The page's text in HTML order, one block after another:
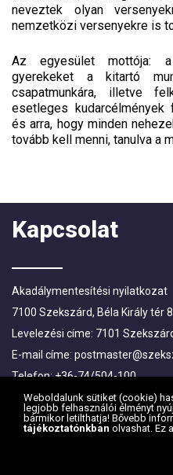
Weboldalunk sütiket (cookie)
legjobb felhasználói élményt
bármikor letilthatja! Bővebb
tájékoztatónkban olvashat. Ez
neveztek olyan
nemzetközi versenyekre is
Az egyesület mottója:
gyerekeket a kitartó
csapatmunkára, illetve
esetleges kudarcélmények
és arra, hogy minden
tovább kell menni, tanulva a
Kapcsolat
Akadálymentesítési nyilatkozat
7100 Szekszárd, Béla Király tér 8.
Levelezési címe: 7101
E-mail címe:
Telefon: +36-74/504-100
Fax: +36-74/412-719; +36-74/